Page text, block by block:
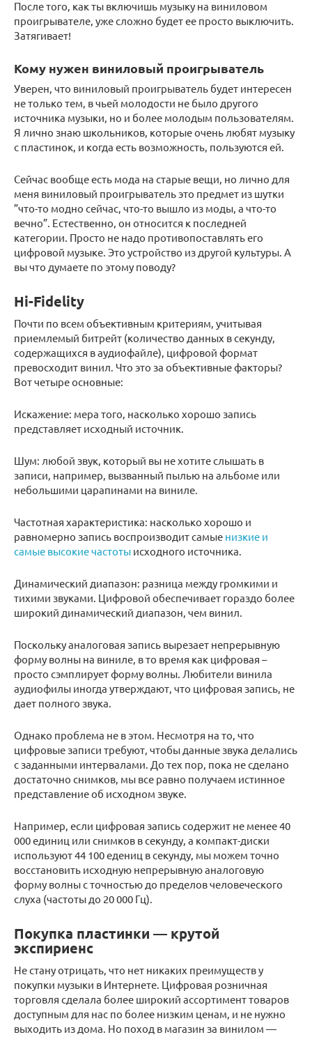
После того, как ты включишь музыку на виниловом
проигрывателе, уже сложно будет ее просто выключить.
Затягивает!
Кому нужен виниловый проигрыватель
Уверен, что виниловый проигрыватель будет интересен
не только тем, в чьей молодости не было другого
источника музыки, но и более молодым пользователям.
Я лично знаю школьников, которые очень любят музыку
с пластинок, и когда есть возможность, пользуются ей.
Сейчас вообще есть мода на старые вещи, но лично для
меня виниловый проигрыватель это предмет из шутки
”что-то модно сейчас, что-то вышло из моды, а что-то
вечно”. Естественно, он относится к последней
категории. Просто не надо противопоставлять его
цифровой музыке. Это устройство из другой культуры. А
вы что думаете по этому поводу?
Hi-Fidelity
Почти по всем объективным критериям, учитывая
приемлемый битрейт (количество данных в секунду,
содержащихся в аудиофайле), цифровой формат
превосходит винил. Что это за объективные факторы?
Вот четыре основные:
Искажение: мера того, насколько хорошо запись
представляет исходный источник.
Шум: любой звук, который вы не хотите слышать в
записи, например, вызванный пылью на альбоме или
небольшими царапинами на виниле.
Частотная характеристика: насколько хорошо и
равномерно запись воспроизводит самые низкие и
самые высокие частоты исходного источника.
Динамический диапазон: разница между громкими и
тихими звуками. Цифровой обеспечивает гораздо более
широкий динамический диапазон, чем винил.
Поскольку аналоговая запись вырезает непрерывную
форму волны на виниле, в то время как цифровая –
просто сэмплирует форму волны. Любители винила
аудиофилы иногда утверждают, что цифровая запись, не
дает полного звука.
Однако проблема не в этом. Несмотря на то, что
цифровые записи требуют, чтобы данные звука делались
с заданными интервалами. До тех пор, пока не сделано
достаточно снимков, мы все равно получаем истинное
представление об исходном звуке.
Например, если цифровая запись содержит не менее 40
000 единиц или снимков в секунду, а компакт-диски
используют 44 100 едениц в секунду, мы можем точно
восстановить исходную непрерывную аналоговую
форму волны с точностью до пределов человеческого
слуха (частоты до 20 000 Гц).
Покупка пластинки — крутой
экспириенс
Не стану отрицать, что нет никаких преимуществ у
покупки музыки в Интернете. Цифровая розничная
торговля сделала более широкий ассортимент товаров
доступным для нас по более низким ценам, и не нужно
выходить из дома. Но поход в магазин за винилом —